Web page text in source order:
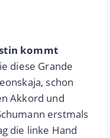
kommt
diese Grande
schon
Akkord und
erstmals
die linke Hand